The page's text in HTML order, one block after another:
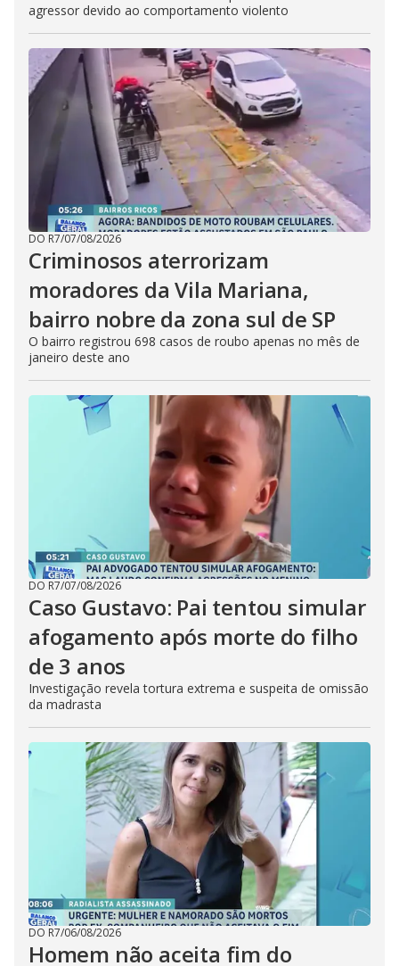
agressor devido ao comportamento violento
DO R7/07/08/2026
Criminosos aterrorizam
moradores da Vila Mariana,
bairro nobre da zona sul de SP
O bairro registrou 698 casos de roubo apenas no mês de
janeiro deste ano
DO R7/07/08/2026
Caso Gustavo: Pai tentou simular
afogamento após morte do filho
de 3 anos
Investigação revela tortura extrema e suspeita de omissão
da madrasta
DO R7/06/08/2026
Homem não aceita fim do